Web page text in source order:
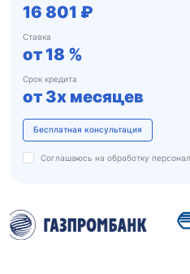
Бесплатная консультация
Соглашаюсь на обработку
16 801 ₽
Ставка
от18 %
Срок кредита
от 3х месяцев